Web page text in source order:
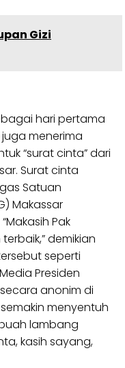
Gizi
hari pertama
menerima
“surat cinta” dari
Surat cinta
Satuan
Makassar
Pak
demikian
seperti
Presiden
anonim di
menyentuh
lambang
kasih sayang,